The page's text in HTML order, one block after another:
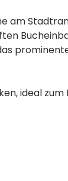
am
ideal